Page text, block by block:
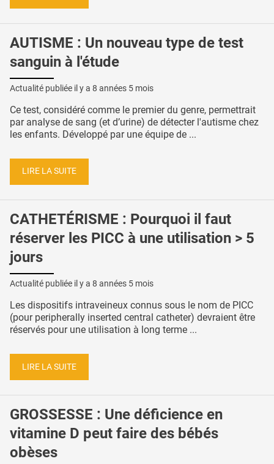
AUTISME : Un nouveau type de test
sanguin à l'étude
Actualité publiée il y a 8 années 5 mois
Ce test, considéré comme le premier du genre, permettrait
par analyse de sang (et d’urine) de détecter l'autisme chez
les enfants. Développé par une équipe de ...
LIRE LA SUITE
CATHETÉRISME : Pourquoi il faut
réserver les PICC à une utilisation > 5
jours
Actualité publiée il y a 8 années 5 mois
Les dispositifs intraveineux connus sous le nom de PICC
(pour peripherally inserted central catheter) devraient être
réservés pour une utilisation à long terme ...
LIRE LA SUITE
GROSSESSE : Une déficience en
vitamine D peut faire des bébés
obèses